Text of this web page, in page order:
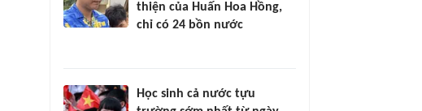
thiện của Huấn Hoa Hồng,
chỉ có 24 bồn nước
Học sinh cả nước tựu